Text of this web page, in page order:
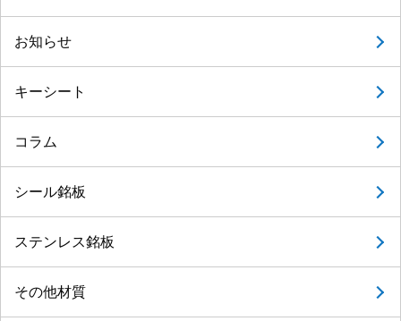
お知らせ
キーシート
コラム
シール銘板
ステンレス銘板
その他材質